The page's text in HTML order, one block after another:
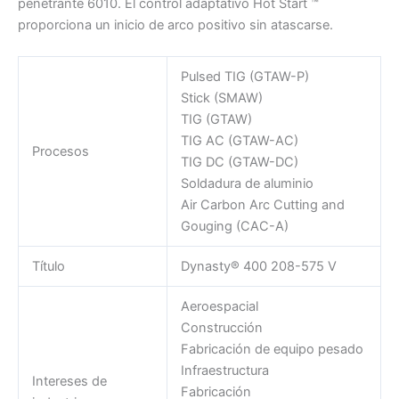
penetrante 6010. El control adaptativo Hot Start ™
proporciona un inicio de arco positivo sin atascarse.
Procesos
Pulsed TIG (GTAW-P)
Stick (SMAW)
TIG (GTAW)
TIG AC (GTAW-AC)
TIG DC (GTAW-DC)
Soldadura de aluminio
Air Carbon Arc Cutting and
Gouging (CAC-A)
Título Dynasty® 400 208-575 V
Intereses de
Aeroespacial
Construcción
Fabricación de equipo pesado
Infraestructura
Fabricación